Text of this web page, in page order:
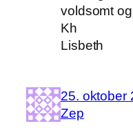
voldsomt
Kh
Lisbeth
25. oktober
Zep